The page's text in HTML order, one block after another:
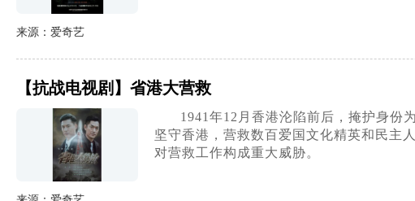
来源：爱奇艺
【抗战电视剧】省港大营救
1941年12月香港沦陷前后，掩护身
坚守香港，营救数百爱国文化精英和民主
对营救工作构成重大威胁。